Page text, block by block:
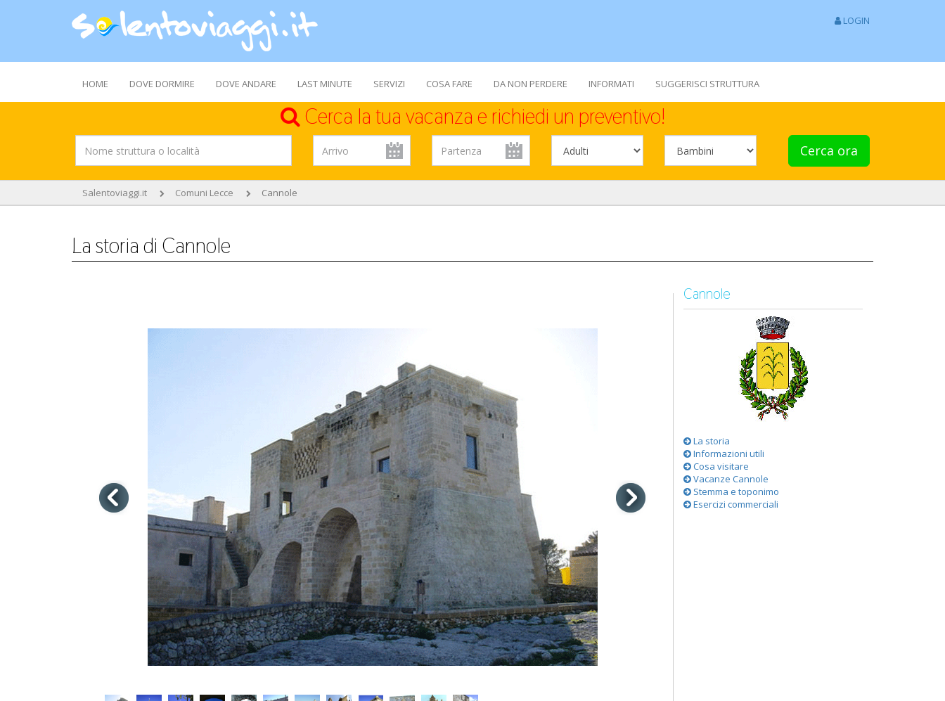
LOGIN
HOME DOVE DORMIRE DOVE ANDARE LAST MINUTE SERVIZI COSA FARE DA NON PERDERE INFORMATI SUGGERISCI STRUTTURA
Cerca la tua vacanza e richiedi un preventivo!
Cerca ora
Salentoviaggi.it Comuni Lecce Cannole
La storia di Cannole
Cannole
La storia
Informazioni utili
Cosa visitare
Vacanze Cannole
Stemma e toponimo
Esercizi commerciali